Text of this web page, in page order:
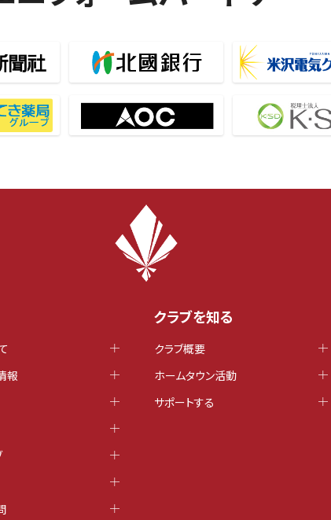
報
クラブを知る
クラブ概要
ホームタウン活動
サポートする